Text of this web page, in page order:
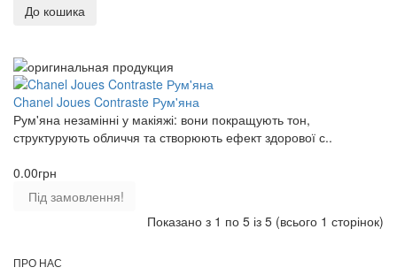
До кошика
Chanel Joues Contraste Рум'яна
Рум'яна незамінні у макіяжі: вони покращують тон,
структурують обличчя та створюють ефект здорової с..
0.00грн
Під замовлення!
Показано з 1 по 5 із 5 (всього 1 сторінок)
ПРО НАС